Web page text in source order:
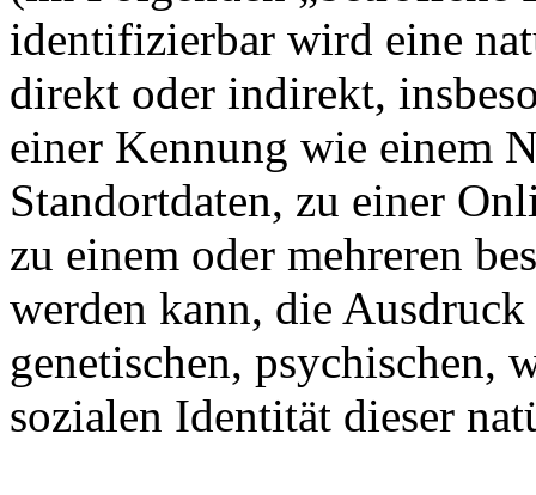
identifizierbar wird eine
direkt oder indirekt,
einer Kennung wie einem
Standortdaten, zu einer
zu einem oder mehreren
werden kann, die
genetischen, psychischen,
sozialen Identität dieser